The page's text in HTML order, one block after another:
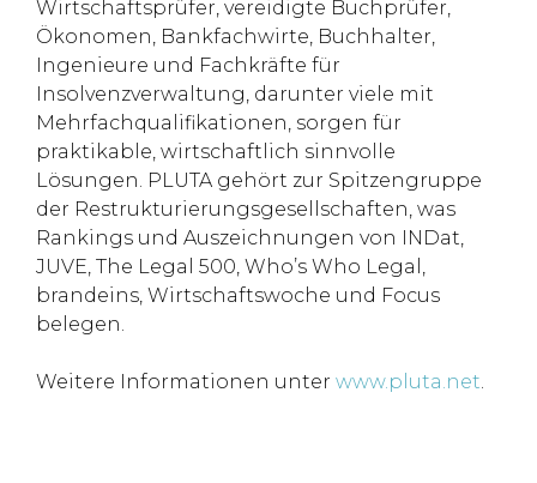
Wirtschaftsprüfer, vereidigte Buchprüfer,
Ökonomen, Bankfachwirte, Buchhalter,
Ingenieure und Fachkräfte für
Insolvenzverwaltung, darunter viele mit
Mehrfachqualifikationen, sorgen für
praktikable, wirtschaftlich sinnvolle
Lösungen. PLUTA gehört zur Spitzengruppe
der Restrukturierungsgesellschaften, was
Rankings und Auszeichnungen von INDat,
JUVE, The Legal 500, Who’s Who Legal,
brandeins, Wirtschaftswoche und Focus
belegen.
Weitere Informationen unter www.pluta.net.